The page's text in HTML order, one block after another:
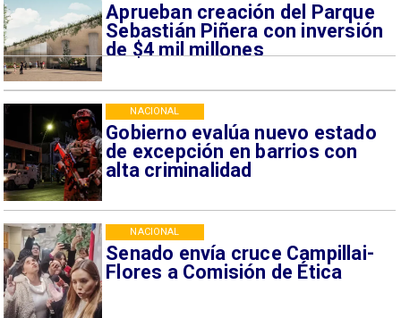
Aprueban creación del Parque
Sebastián Piñera con inversión
de $4 mil millones
Gobierno evalúa nuevo estado
de excepción en barrios con
alta criminalidad
NACIONAL
Senado envía cruce Campillai-
Flores a Comisión de Ética
NACIONAL